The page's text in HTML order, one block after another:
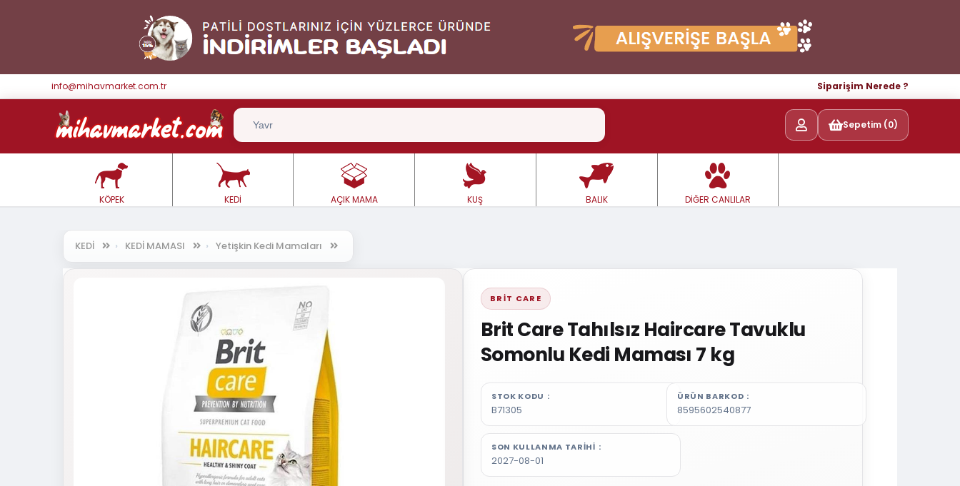
info@mihavmarket.com.tr Siparişim Nerede ?
Sepetim (0)
KÖPEK KEDİ AÇIK MAMA KUŞ BALIK DİĞER CANLILAR
KEDİ KEDİ MAMASI Yetişkin Kedi Mamaları
BRIT CARE
Brit Care Tahılsız Haircare Tavuklu
Somonlu Kedi Maması 7 kg
STOK KODU
B71305
ÜRÜN BARKOD
8595602540877
SON KULLANMA TARIHI
2027-08-01